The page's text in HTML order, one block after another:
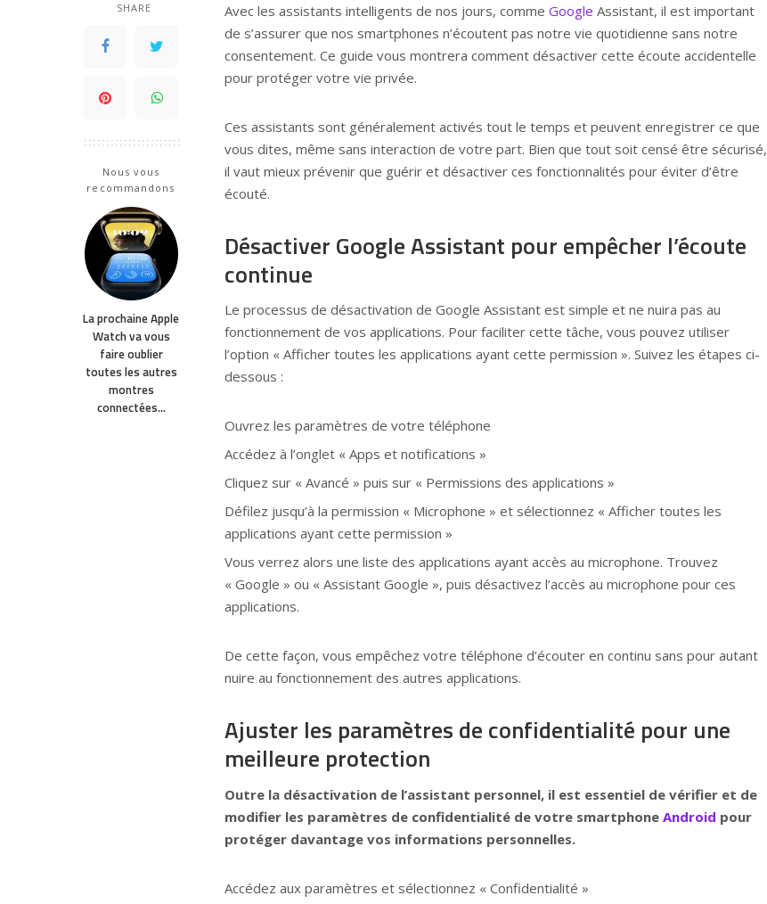
SHARE
Nous vous
recommandons
La prochaine Apple
Watch va vous
faire oublier
toutes les autres
montres
connectées…
Avec les assistants intelligents de nos jours, comme Google Assistant, il est important
de s’assurer que nos smartphones n’écoutent pas notre vie quotidienne sans notre
consentement. Ce guide vous montrera comment désactiver cette écoute accidentelle
pour protéger votre vie privée.
Ces assistants sont généralement activés tout le temps et peuvent enregistrer ce que
vous dites, même sans interaction de votre part. Bien que tout soit censé être sécurisé,
il vaut mieux prévenir que guérir et désactiver ces fonctionnalités pour éviter d’être
écouté.
Désactiver Google Assistant pour empêcher l’écoute
continue
Le processus de désactivation de Google Assistant est simple et ne nuira pas au
fonctionnement de vos applications. Pour faciliter cette tâche, vous pouvez utiliser
l’option « Afficher toutes les applications ayant cette permission ». Suivez les étapes ci-
dessous :
Ouvrez les paramètres de votre téléphone
Accédez à l’onglet « Apps et notifications »
Cliquez sur « Avancé » puis sur « Permissions des applications »
Défilez jusqu’à la permission « Microphone » et sélectionnez « Afficher toutes les
applications ayant cette permission »
Vous verrez alors une liste des applications ayant accès au microphone. Trouvez
« Google » ou « Assistant Google », puis désactivez l’accès au microphone pour ces
applications.
De cette façon, vous empêchez votre téléphone d’écouter en continu sans pour autant
nuire au fonctionnement des autres applications.
Ajuster les paramètres de confidentialité pour une
meilleure protection
Outre la désactivation de l’assistant personnel, il est essentiel de vérifier et de
modifier les paramètres de confidentialité de votre smartphone Android pour
protéger davantage vos informations personnelles.
Accédez aux paramètres et sélectionnez « Confidentialité »